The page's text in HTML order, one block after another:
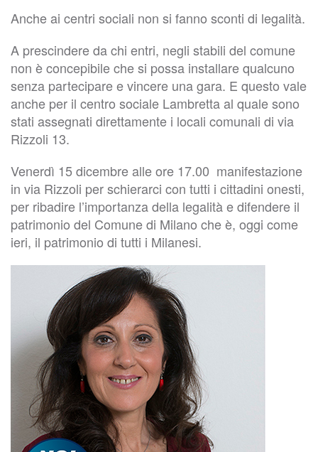
Anche ai centri sociali non si fanno sconti di legalità.
A prescindere da chi entri, negli stabili del comune
non è concepibile che si possa installare qualcuno
senza partecipare e vincere una gara. E questo vale
anche per il centro sociale Lambretta al quale sono
stati assegnati direttamente i locali comunali di via
Rizzoli 13.
Venerdì 15 dicembre alle ore 17.00 manifestazione
in via Rizzoli per schierarci con tutti i cittadini onesti,
per ribadire l’importanza della legalità e difendere il
patrimonio del Comune di Milano che è, oggi come
ieri, il patrimonio di tutti i Milanesi.